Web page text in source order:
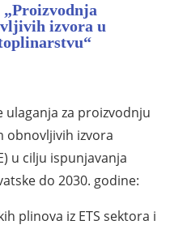
„Proizvodnja
izvora u
ulaganja za proizvodnju
obnovljivih izvora
u cilju ispunjavanja
do 2030. godine:
plinova iz ETS sektora i